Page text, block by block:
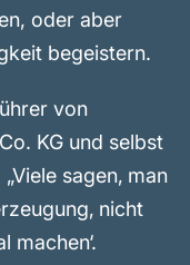
oder aber
begeistern.
von
KG und selbst
sagen‚ man
nicht
machen‘.